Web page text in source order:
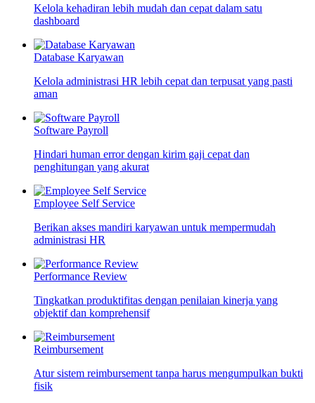
Kelola kehadiran lebih mudah dan cepat dalam satu
dashboard
Database Karyawan
Kelola administrasi HR lebih cepat dan terpusat yang pasti
aman
Software Payroll
Hindari human error dengan kirim gaji cepat dan
penghitungan yang akurat
Employee Self Service
Berikan akses mandiri karyawan untuk mempermudah
administrasi HR
Performance Review
Tingkatkan produktifitas dengan penilaian kinerja yang
objektif dan komprehensif
Reimbursement
Atur sistem reimbursement tanpa harus mengumpulkan bukti
fisik